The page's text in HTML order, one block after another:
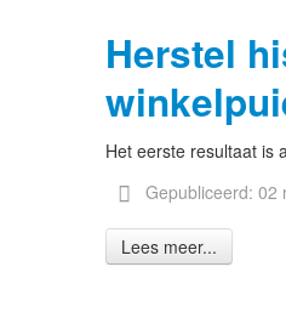
Herstel
Het eerste resultaat is
Gepubliceerd: 02
Lees meer...